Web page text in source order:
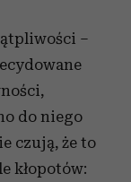
–
do niego
czują, że to
kłopotów: